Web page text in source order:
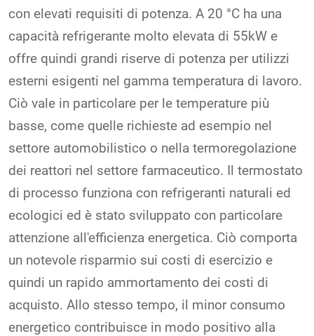
con elevati requisiti di potenza. A 20 °C ha una
capacità refrigerante molto elevata di 55kW e
offre quindi grandi riserve di potenza per utilizzi
esterni esigenti nel gamma temperatura di lavoro.
Ciò vale in particolare per le temperature più
basse, come quelle richieste ad esempio nel
settore automobilistico o nella termoregolazione
dei reattori nel settore farmaceutico. Il termostato
di processo funziona con refrigeranti naturali ed
ecologici ed è stato sviluppato con particolare
attenzione all'efficienza energetica. Ciò comporta
un notevole risparmio sui costi di esercizio e
quindi un rapido ammortamento dei costi di
acquisto. Allo stesso tempo, il minor consumo
energetico contribuisce in modo positivo alla